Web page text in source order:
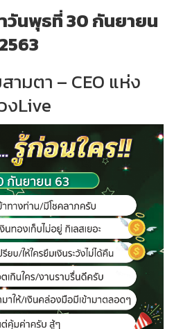
วันพุธที่ 30 กันยายน
2563
ามตา – CEO แห่ง
งLive